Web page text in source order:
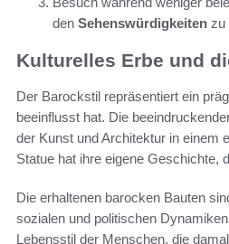
den Sehenswürdigkeiten zu
Kulturelles Erbe und
Der Barockstil repräsentiert ein
beeinflusst hat. Die
der Kunst und Architektur in einem
Statue hat ihre eigene Geschichte,
Die erhaltenen barocken Bauten
sozialen und politischen
Lebensstil der Menschen, die